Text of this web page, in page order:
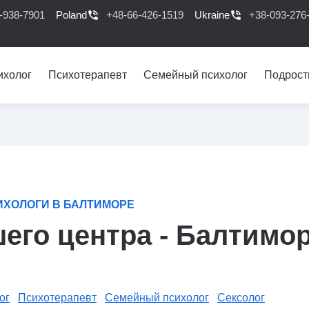
7901 Polandphone_in_talk +48-66-426-1519 Ukrainephone_in_talk +38-093-
Психотерапевт Семейный психолог
В БАЛТИМОРЕ
центра -
Психотерапевт Семейный психолог
Сексолог